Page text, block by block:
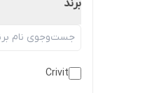
برند
Crivit